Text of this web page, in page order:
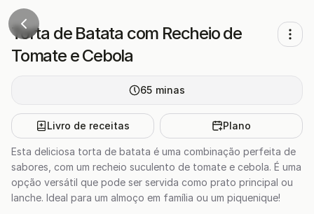
Torta de Batata com Recheio de
Tomate e Cebola
65 minas
Livro de receitas Plano
Esta deliciosa torta de batata é uma combinação perfeita de
sabores, com um recheio suculento de tomate e cebola. É uma
opção versátil que pode ser servida como prato principal ou
lanche. Ideal para um almoço em família ou um piquenique!